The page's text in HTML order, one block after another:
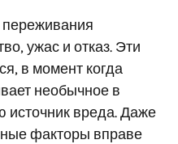
ужас и отказ. Эти
в момент когда
необычное в
источник вреда. Даже
факторы вправе